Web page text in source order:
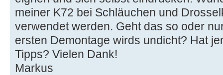
meiner K72 bei Schläuchen und
verwendet werden. Geht das so oder
ersten Demontage wirds undicht? Hat
Tipps? Vielen Dank!
Markus